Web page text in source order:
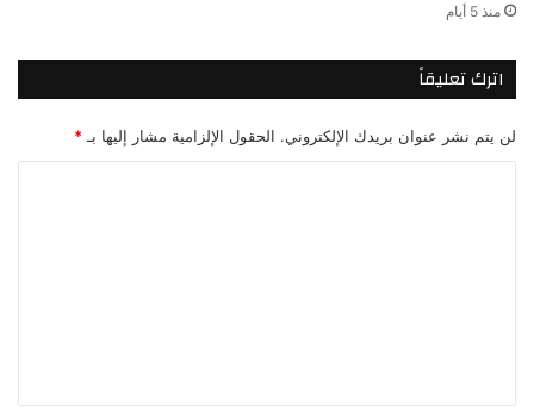
منذ 5 أيام
اترك تعليقاً
لن يتم نشر عنوان بريدك الإلكتروني. الحقول الإلزامية مشار إليها بـ *